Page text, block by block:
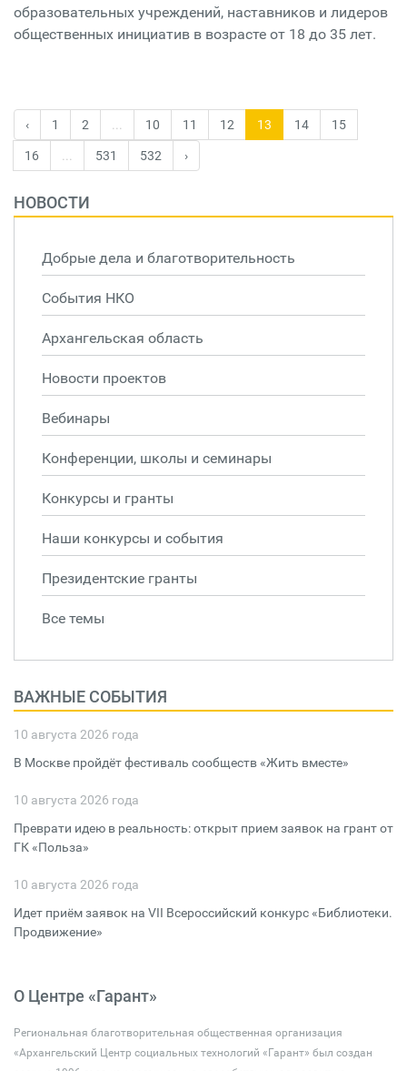
образовательных учреждений, наставников и лидеров
общественных инициатив в возрасте от 18 до 35 лет.
‹ 1 2 10 11 12 13 14 15
16 531 532 ›
НОВОСТИ
Добрые дела и благотворительность
События НКО
Архангельская область
Новости проектов
Вебинары
Конференции, школы и семинары
Конкурсы и гранты
Наши конкурсы и события
Президентские гранты
Все темы
ВАЖНЫЕ СОБЫТИЯ
10 августа 2026 года
В Москве пройдёт фестиваль сообществ «Жить вместе»
10 августа 2026 года
Преврати идею в реальность: открыт прием заявок на грант от
ГК «Польза»
10 августа 2026 года
Идет приём заявок на VII Всероссийский конкурс «Библиотеки.
Продвижение»
О Центре «Гарант»
Региональная благотворительная общественная организация
«Архангельский Центр социальных технологий «Гарант» был создан